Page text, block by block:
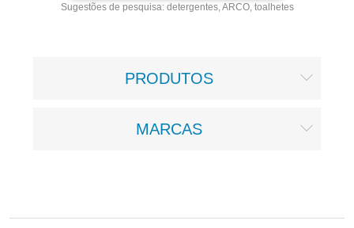
Sugestões de pesquisa:detergentes, ARCO, toalhetes
PRODUTOS
MARCAS